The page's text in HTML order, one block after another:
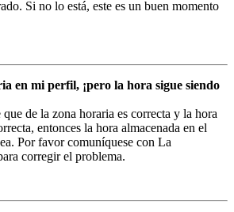
Si no lo está, este es un buen momento
en mi perfil, ¡pero la hora sigue siendo
que de la zona horaria es correcta y la hora
entonces la hora almacenada en el
Por favor comuníquese con La
corregir el problema.